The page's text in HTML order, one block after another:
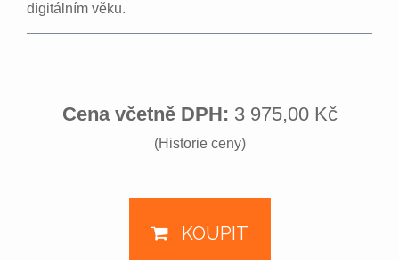
digitálním věku.
Cena včetně DPH: 3 975,00 Kč
(Historie ceny)
KOUPIT